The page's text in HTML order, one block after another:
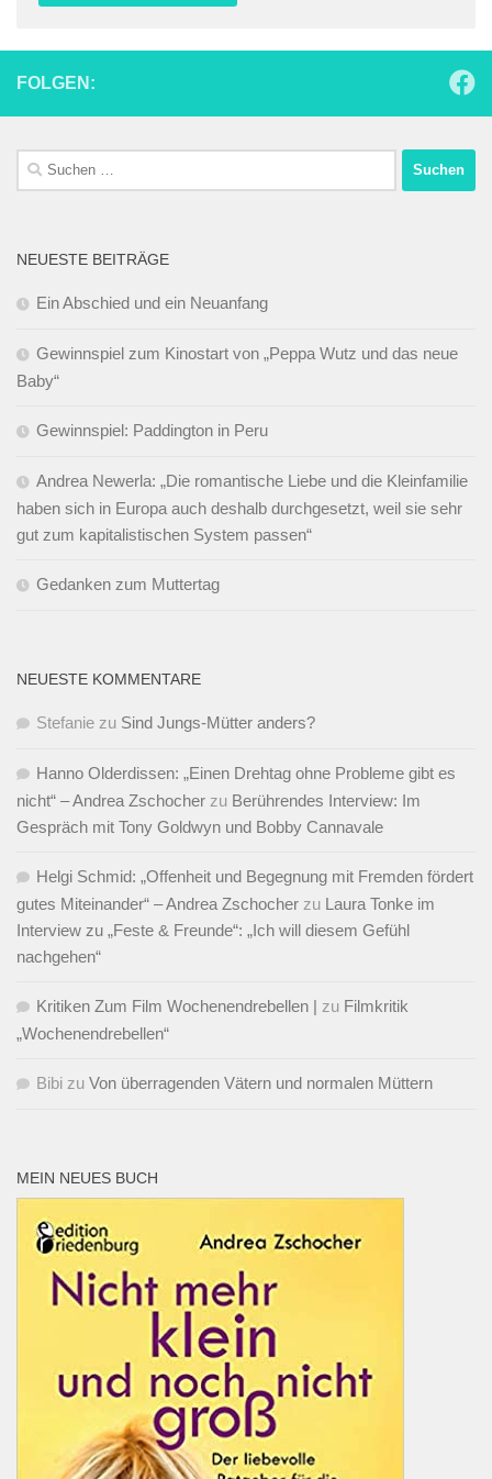
FOLGEN:
Suchen
nach:
NEUESTE BEITRÄGE
Ein Abschied und ein Neuanfang
Gewinnspiel zum Kinostart von „Peppa Wutz und das neue
Baby“
Gewinnspiel: Paddington in Peru
Andrea Newerla: „Die romantische Liebe und die Kleinfamilie
haben sich in Europa auch deshalb durchgesetzt, weil sie sehr
gut zum kapitalistischen System passen“
Gedanken zum Muttertag
NEUESTE KOMMENTARE
Stefanie zu Sind Jungs-Mütter anders?
Hanno Olderdissen: „Einen Drehtag ohne Probleme gibt es
nicht“ – Andrea Zschocher zu Berührendes Interview: Im
Gespräch mit Tony Goldwyn und Bobby Cannavale
Helgi Schmid: „Offenheit und Begegnung mit Fremden fördert
gutes Miteinander“ – Andrea Zschocher zu Laura Tonke im
Interview zu „Feste & Freunde“: „Ich will diesem Gefühl
nachgehen“
Kritiken Zum Film Wochenendrebellen | zu Filmkritik
„Wochenendrebellen“
Bibi zu Von überragenden Vätern und normalen Müttern
MEIN NEUES BUCH